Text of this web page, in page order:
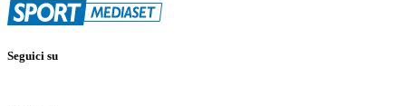
Seguici su